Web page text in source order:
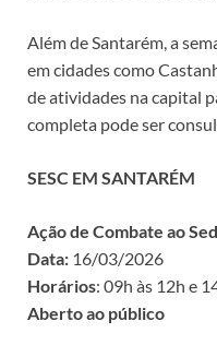
Além de Santarém, a
em cidades como
de atividades na capital
completa pode ser
SESC EM SANTARÉM
Ação de Combate ao
Data: 16/03/2026
Horários: 09h às 12h e
Aberto ao público